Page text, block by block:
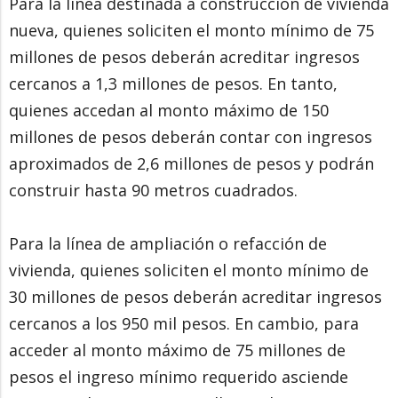
nueva, quienes soliciten el monto mínimo de 75
millones de pesos deberán acreditar ingresos
cercanos a 1,3 millones de pesos. En tanto,
quienes accedan al monto máximo de 150
millones de pesos deberán contar con ingresos
aproximados de 2,6 millones de pesos y podrán
construir hasta 90 metros cuadrados.
Para la línea de ampliación o refacción de
vivienda, quienes soliciten el monto mínimo de
30 millones de pesos deberán acreditar ingresos
cercanos a los 950 mil pesos. En cambio, para
acceder al monto máximo de 75 millones de
pesos el ingreso mínimo requerido asciende